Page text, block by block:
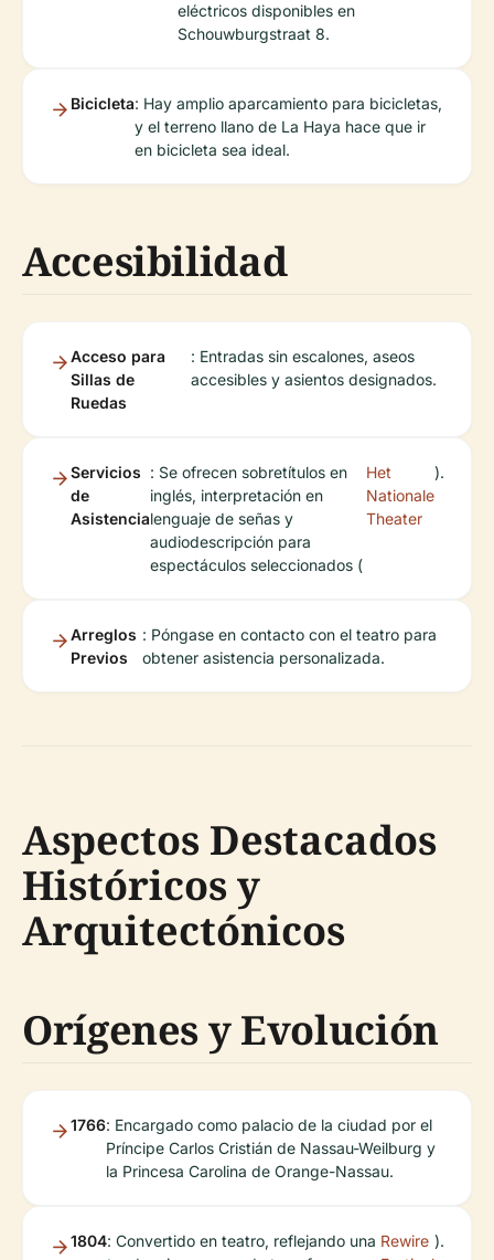
eléctricos disponibles en
Schouwburgstraat 8.
Bicicleta: Hay amplio aparcamiento para bicicletas,
y el terreno llano de La Haya hace que ir
en bicicleta sea ideal.
Accesibilidad
Acceso para
Sillas de
Ruedas
: Entradas sin escalones, aseos
accesibles y asientos designados.
Servicios
de
Asistencia
: Se ofrecen sobretítulos en
inglés, interpretación en
lenguaje de señas y
audiodescripción para
espectáculos seleccionados (
Het
Nationale
Theater
).
Arreglos
Previos
: Póngase en contacto con el teatro para
obtener asistencia personalizada.
Aspectos Destacados
Históricos y
Arquitectónicos
Orígenes y Evolución
1766: Encargado como palacio de la ciudad por el
Príncipe Carlos Cristián de Nassau-Weilburg y
la Princesa Carolina de Orange-Nassau.
1804: Convertido en teatro, reflejando una Rewire ).